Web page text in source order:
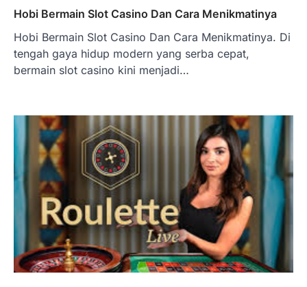
Hobi Bermain Slot Casino Dan Cara Menikmatinya
Hobi Bermain Slot Casino Dan Cara Menikmatinya. Di
tengah gaya hidup modern yang serba cepat,
bermain slot casino kini menjadi…